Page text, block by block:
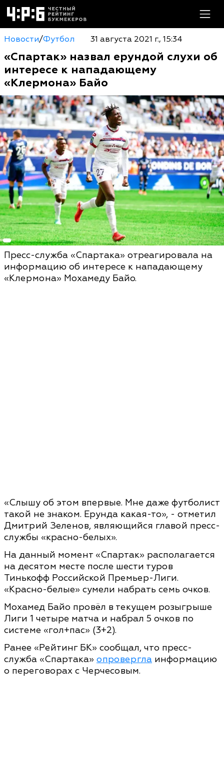
Новости/Футбол 31 августа 2021 г., 15:34
«Спартак» назвал ерундой слухи об
интересе к нападающему
«Клермона» Байо
Пресс-служба «Спартака» отреагировала на
информацию об интересе к нападающему
«Клермона» Мохамеду Байо.
«Слышу об этом впервые. Мне даже футболист
такой не знаком. Ерунда какая-то», - отметил
Дмитрий Зеленов, являющийся главой пресс-
службы «красно-белых».
На данный момент «Спартак» располагается
на десятом месте после шести туров
Тинькофф Российской Премьер-Лиги.
«Красно-белые» сумели набрать семь очков.
Мохамед Байо провёл в текущем розыгрыше
Лиги 1 четыре матча и набрал 5 очков по
системе «гол+пас» (3+2).
Ранее «Рейтинг БК» сообщал, что пресс-
служба «Спартака» опровергла информацию
о переговорах с Черчесовым.